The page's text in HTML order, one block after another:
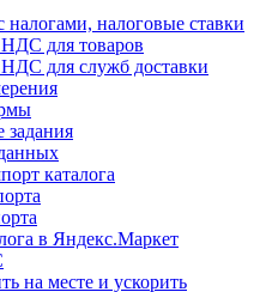
налогами, налоговые ставки
для товаров
для служб доставки
задания
каталога
в Яндекс.Маркет
на месте и ускорить